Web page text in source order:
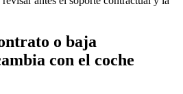
o baja
con el coche